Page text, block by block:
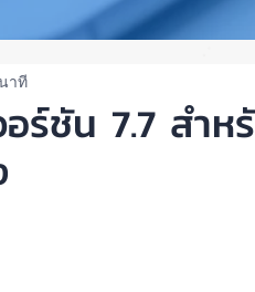
อร์ชัน 7.7 สำ
าที